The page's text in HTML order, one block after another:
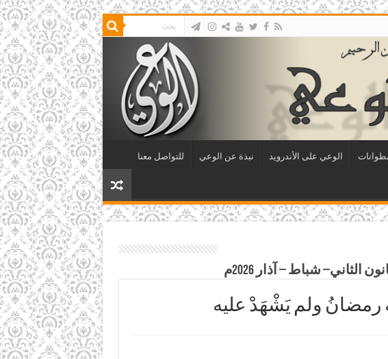
الوعي على الأندرويد نبذة عن الوعي للتواصل معنا
ولم يَشْهَدْ عليه